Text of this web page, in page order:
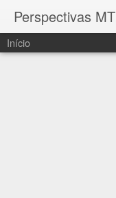
Perspectivas MT
Início